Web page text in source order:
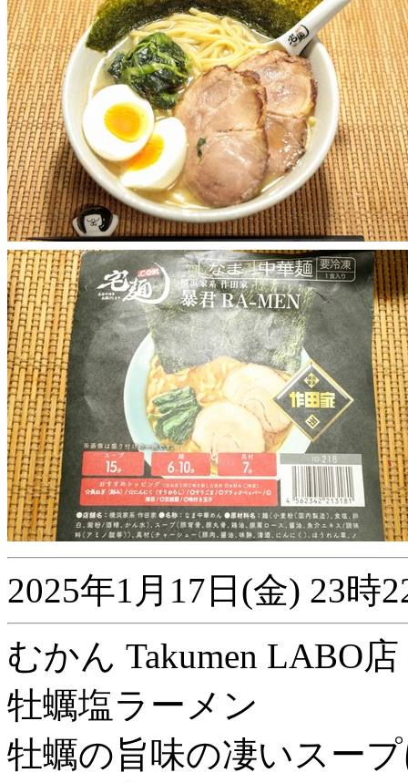
2025年1月17日(金) 23時
むかん Takumen LABO
牡蠣塩ラーメン
牡蠣の旨味の凄いスー